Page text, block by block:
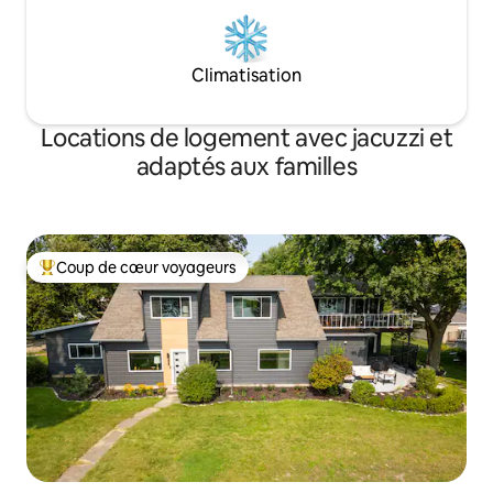
Climatisation
Locations de logement avec jacuzzi et
adaptés aux familles
Coups de cœur voyageurs les plus appréciés
Coup de cœur voyageurs